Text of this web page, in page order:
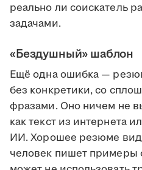
реально ли соискатель
задачами.
«Бездушный» шаблон
Ещё одна ошибка —
без конкретики, со
фразами. Оно ничем не
как текст из интернета
ИИ. Хорошее резюме
человек пишет примеры